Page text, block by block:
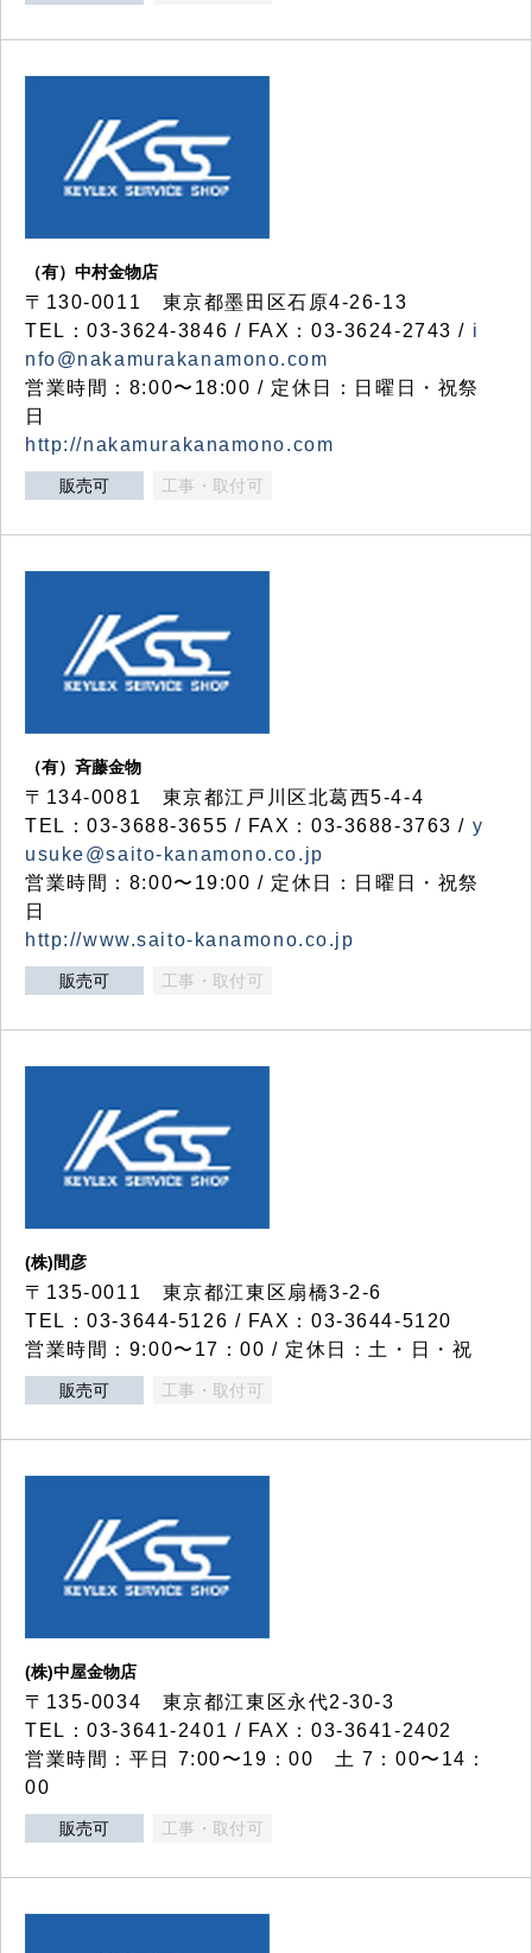
（有）中村金物店
〒130-0011 東京都墨田区石原4-26-13
TEL：03-3624-3846 / FAX：03-3624-2743 / i
nfo@nakamurakanamono.com
営業時間：8:00〜18:00 / 定休日：日曜日・祝祭
日
http://nakamurakanamono.com
販売可 工事・取付可
（有）斉藤金物
〒134-0081 東京都江戸川区北葛西5-4-4
TEL：03-3688-3655 / FAX：03-3688-3763 / y
usuke@saito-kanamono.co.jp
営業時間：8:00〜19:00 / 定休日：日曜日・祝祭
日
http://www.saito-kanamono.co.jp
販売可 工事・取付可
(株)間彦
〒135-0011 東京都江東区扇橋3-2-6
TEL：03-3644-5126 / FAX：03-3644-5120
営業時間：9:00〜17：00 / 定休日：土・日・祝
販売可 工事・取付可
(株)中屋金物店
〒135-0034 東京都江東区永代2-30-3
TEL：03-3641-2401 / FAX：03-3641-2402
営業時間：平日 7:00〜19：00 土 7：00〜14：
00
販売可 工事・取付可